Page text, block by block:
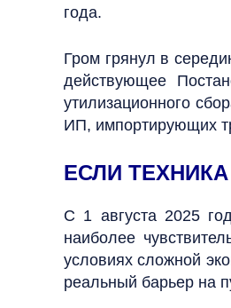
года.
Гром грянул в
действующее
утилизационного
ИП, импортирующих
ЕСЛИ
С 1 августа 2025
наиболее
условиях сложной
реальный барьер на